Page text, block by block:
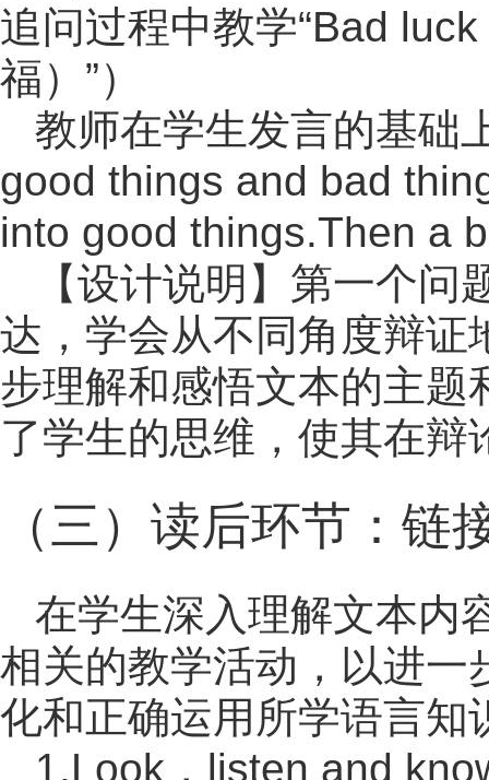
追问过程中教学“Bad
福）”）
教师在学生发言的基础
good things and bad
into good things.Then a
【设计说明】第一个
达，学会从不同角度辩证
步理解和感悟文本的主题
了学生的思维，使其在
（三）读后环节：
在学生深入理解文本内
相关的教学活动，以进一
化和正确运用所学语言知
1.Look，listen and